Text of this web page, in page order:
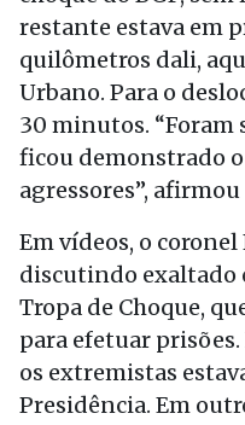
restante estava em
quilômetros dali,
Urbano. Para o
30 minutos. “Foram
ficou demonstrado
agressores”, afirmou
Em vídeos, o
discutindo exaltado
Tropa de Choque,
para efetuar
os extremistas
Presidência. Em